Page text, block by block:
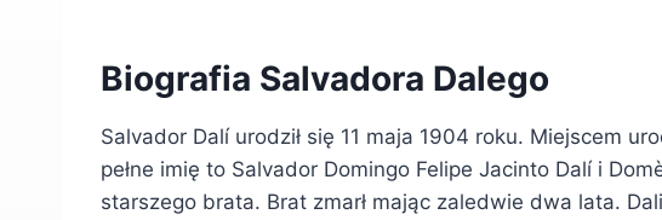
Biografia Salvadora Dalego
Salvador Dalí urodził się 11 maja 1904 roku. Miejscem
pełne imię to Salvador Domingo Felipe Jacinto Dalí i
starszego brata. Brat zmarł mając zaledwie dwa lata.